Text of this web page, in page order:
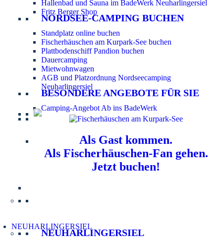
Hallenbad und Sauna im BadeWerk Neuharlingersiel
Fritz Berger Shop
NORDSEE-CAMPING BUCHEN
Standplatz online buchen
Fischerhäuschen am Kurpark-See buchen
Plattbodenschiff Pandion buchen
Dauercamping
Mietwohnwagen
AGB und Platzordnung Nordseecamping
Neuharlingersiel
BESONDERE ANGEBOTE FÜR SIE
Camping-Angebot Ab ins BadeWerk
Als Gast kommen.
Als Fischerhäuschen-Fan gehen.
Jetzt buchen!
NEUHARLINGERSIEL
NEUHARLINGERSIEL